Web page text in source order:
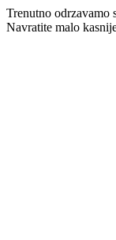
Trenutno odrzavamo
Navratite malo